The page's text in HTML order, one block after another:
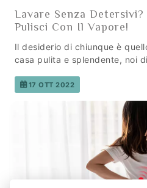
Lavare Senza
Pulisci Con Il Vapore!
Il desiderio di chiunque è
casa pulita e splendente, noi
17 OTT 2022